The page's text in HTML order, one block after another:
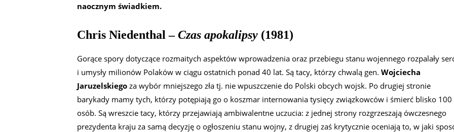
naocznym świadkiem.
Chris Niedenthal –Czas apokalipsy (1981)
Gorące spory dotyczące rozmaitych aspektów wprowadzenia oraz przebiegu stanu wojennego rozpalały
i umysły milionów Polaków w ciągu ostatnich ponad 40 lat. Są tacy, którzy chwalą gen. Wojciecha
Jaruzelskiego za wybór mniejszego zła tj. nie wpuszczenie do Polski obcych wojsk. Po drugiej stronie
barykady mamy tych, którzy potępiają go o koszmar internowania tysięcy związkowców i śmierć blisko 100
osób. Są wreszcie tacy, którzy przejawiają ambiwalentne uczucia: z jednej strony rozgrzeszają ówczesnego
prezydenta kraju za samą decyzję o ogłoszeniu stanu wojny, z drugiej zaś krytycznie oceniają to, w jaki